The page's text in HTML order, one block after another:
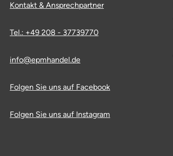
Kontakt & Ansprechpartner
Tel.: +49 208 - 37739770
info@epmhandel.de
Folgen Sie uns auf Facebook
Folgen Sie uns auf Instagram